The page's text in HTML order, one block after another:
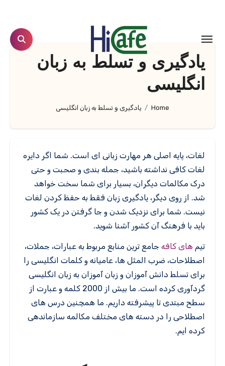
content
یادگیری و تسلط به زبان
انگلیسی
Home یادگیری و تسلط به زبان انگلیسی
لغات، پایه اصلی هر مهارت زبانی ای است. شما اگر دایره
لغات کافی نداشته باشید، جمله بندی و صحبت و حتی
درک مکالمات دیگران، بسیار برای شما سخت خواهد
شد. از روی دیگر، یادگیری زبان فقط به حفظ کردن لغات
نیست. شما برای نزدیک شدن و جا گرفتن در یک کشور
باید با فرهنگ آن کشور آشنا شوید.
تیم های کافه جامع ترین منابع مربوط به عبارات، جملات،
اصطلاحات، ضرب المثل ها، عامیانه و کلمات انگلیسی را
برای تسلط دانش آموزان و زبان آموزان به زبان انگلیسی
گردآوری کرده است. ما بیش از 2000 کلمه و عبارت از
سطح مبتدی تا پیشرفته داریم. ما همچنین درس های
اصطلاحی را در دسته های مختلف مکالمه سازماندهی
کرده ایم.